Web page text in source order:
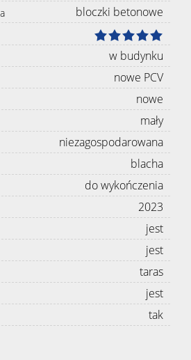
bloczki betonowe
w budynku
nowe PCV
nowe
mały
niezagospodarowana
blacha
do wykończenia
2023
jest
jest
taras
jest
tak